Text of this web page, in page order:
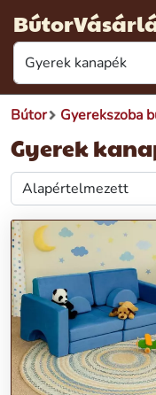
Bútor Gyerekszoba
Gyerek